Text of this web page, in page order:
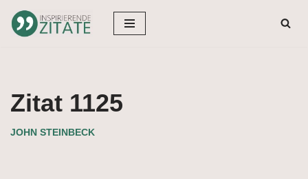
Zum
Zitat 1125
JOHN STEINBECK